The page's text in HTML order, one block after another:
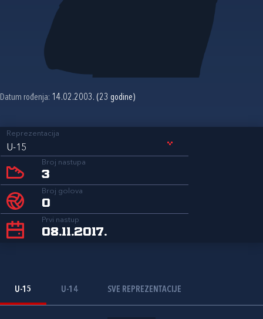
Datum rođenja: 14.02.2003. (23 godine)
Reprezentacija
U-15
Broj nastupa
3
Broj golova
0
Prvi nastup
08.11.2017.
U-15 U-14 SVE REPREZENTACIJE